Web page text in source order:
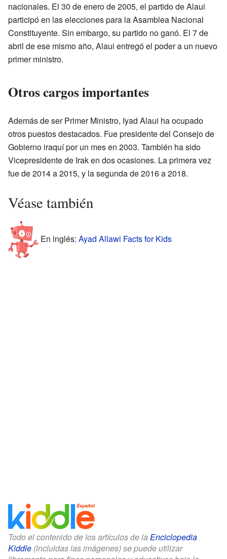
nacionales. El 30 de enero de 2005, el partido de Alaui
participó en las elecciones para la Asamblea Nacional
Constituyente. Sin embargo, su partido no ganó. El 7 de
abril de ese mismo año, Alaui entregó el poder a un nuevo
primer ministro.
Otros cargos importantes
Además de ser Primer Ministro, Iyad Alaui ha ocupado
otros puestos destacados. Fue presidente del Consejo de
Gobierno iraquí por un mes en 2003. También ha sido
Vicepresidente de Irak en dos ocasiones. La primera vez
fue de 2014 a 2015, y la segunda de 2016 a 2018.
Véase también
En inglés: Ayad Allawi Facts for Kids
Todo el contenido de los artículos de la Enciclopedia
Kiddle (incluidas las imágenes) se puede utilizar